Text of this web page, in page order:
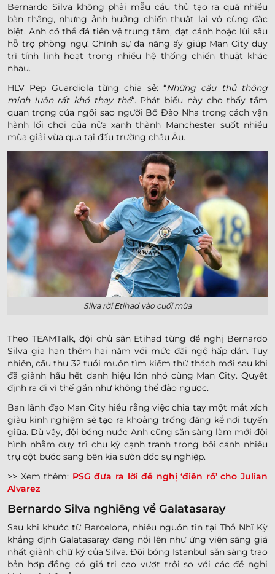
Bernardo Silva không phải mẫu cầu thủ tạo ra quá nhiều
bàn thắng, nhưng ảnh hưởng chiến thuật lại vô cùng đặc
biệt. Anh có thể đá tiền vệ trung tâm, dạt cánh hoặc lùi sâu
hỗ trợ phòng ngự. Chính sự đa năng ấy giúp Man City duy
trì tính linh hoạt trong nhiều hệ thống chiến thuật khác
nhau.
HLV Pep Guardiola từng chia sẻ: “Những cầu thủ thông
minh luôn rất khó thay thế“. Phát biểu này cho thấy tầm
quan trọng của ngôi sao người Bồ Đào Nha trong cách vận
hành lối chơi của nửa xanh thành Manchester suốt nhiều
mùa giải vừa qua tại đấu trường châu Âu.
Silva rời Etihad vào cuối mùa
Theo TEAMTalk, đội chủ sân Etihad từng đề nghị Bernardo
Silva gia hạn thêm hai năm với mức đãi ngộ hấp dẫn. Tuy
nhiên, cầu thủ 32 tuổi muốn tìm kiếm thử thách mới sau khi
đã giành hầu hết danh hiệu lớn nhỏ cùng Man City. Quyết
định ra đi vì thế gần như không thể đảo ngược.
Ban lãnh đạo Man City hiểu rằng việc chia tay một mắt xích
giàu kinh nghiệm sẽ tạo ra khoảng trống đáng kể nơi tuyến
giữa. Dù vậy, đội bóng nước Anh cũng sẵn sàng làm mới đội
hình nhằm duy trì chu kỳ cạnh tranh trong bối cảnh nhiều
trụ cột bước sang bên kia sườn dốc sự nghiệp.
>> Xem thêm: PSG đưa ra lời đề nghị ‘điên rồ’ cho Julian
Alvarez
Bernardo Silva nghiêng về Galatasaray
Sau khi khước từ Barcelona, nhiều nguồn tin tại Thổ Nhĩ Kỳ
khẳng định Galatasaray đang nổi lên như ứng viên sáng giá
nhất giành chữ ký của Silva. Đội bóng Istanbul sẵn sàng trao
bản hợp đồng có giá trị cao vượt trội so với các đề nghị